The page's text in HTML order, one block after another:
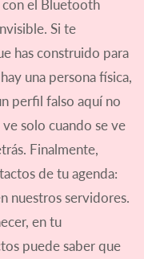
con el Bluetooth
Si te
has construido para
una persona física,
perfil falso aquí no
solo cuando se ve
Finalmente,
de tu agenda:
nuestros servidores.
en tu
puede saber que